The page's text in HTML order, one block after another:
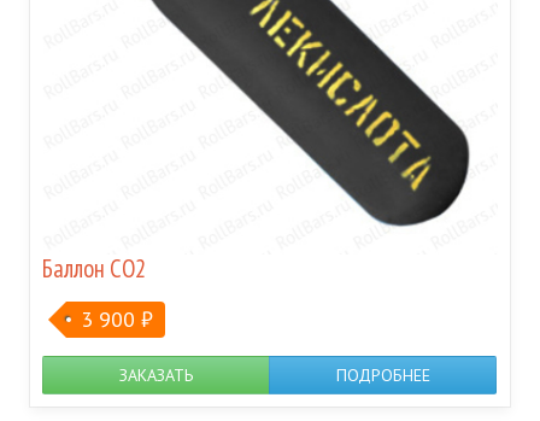
Баллон CO2
3 900 ₽
ЗАКАЗАТЬ ПОДРОБНЕЕ